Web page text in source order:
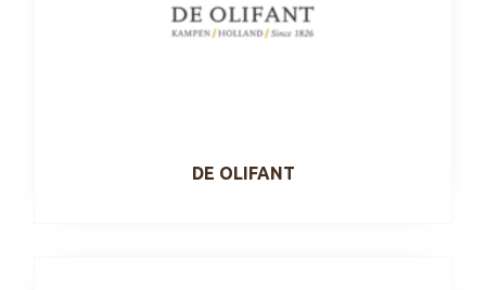
DE OLIFANT